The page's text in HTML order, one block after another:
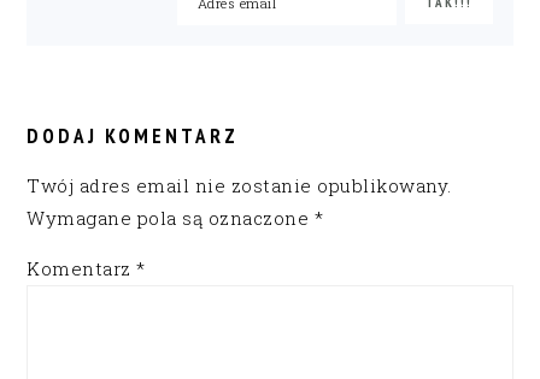
INTERACTIONS
DODAJ KOMENTARZ
Twój adres email nie zostanie opublikowany.
Wymagane pola są oznaczone *
Komentarz*